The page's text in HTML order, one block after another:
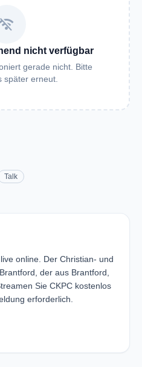
wifi_off
nicht verfügbar
gerade nicht. Bitte
später erneut.
Talk
online. Der Christian- und
der aus Brantford,
Sie CKPC kostenlos
erforderlich.